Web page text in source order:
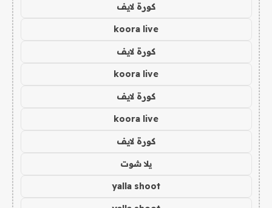
كورة لايف
koora live
كورة لايف
koora live
كورة لايف
koora live
كورة لايف
يلا شوت
yalla shoot